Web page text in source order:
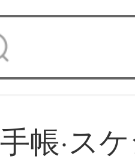
手帳·ス